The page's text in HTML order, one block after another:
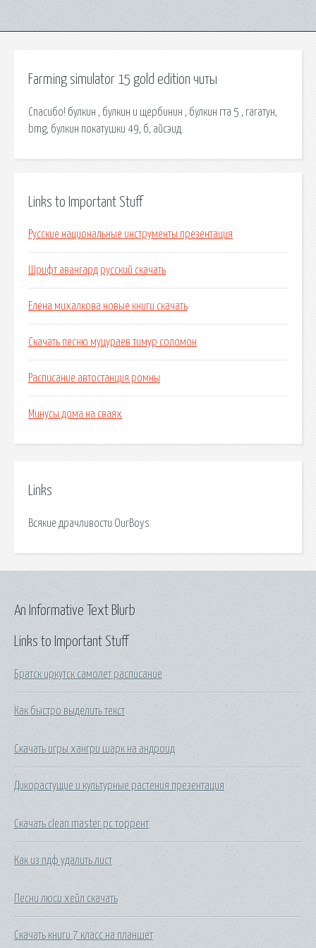
Farming simulator 15 gold edition читы
Спасибо! булкин , булкин и щербинин , булкин гта 5 , гагатун,
bmg, булкин покатушки 49, б, айсэид.
Links to Important Stuff
Русские национальные инструменты презентация
Шрифт авангард русский скачать
Елена михалкова новые книги скачать
Скачать песню муцураев тимур соломон
Расписание автостанция ромны
Минусы дома на сваях
Links
Всякие драчливости OurBoys.
Links to Important Stuff
Братск иркутск самолет расписание
Как быстро выделить текст
Скачать игры хангри шарк на андроид
Дикорастущие и культурные растения презентация
Скачать clean master pc торрент
Как из пдф удалить лист
Песни люси хейл скачать
Скачать книги 7 класс на планшет
An Informative Text Blurb